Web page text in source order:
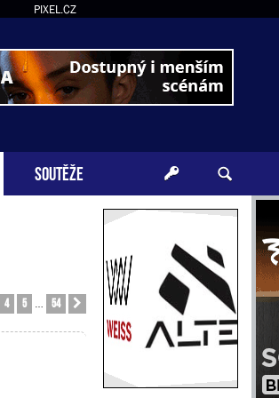
PIXEL.CZ
SOUTĚŽE
4 5 54